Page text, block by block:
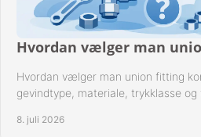
Hvordan vælger man
Hvordan vælger man union fitting
gevindtype, materiale, trykklasse
8. juli 2026